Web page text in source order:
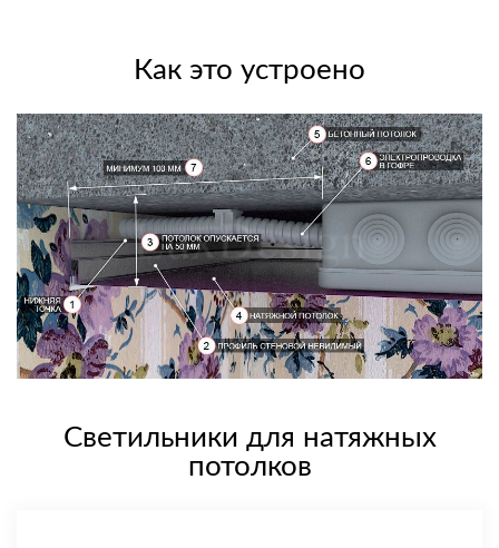
Как это устроено
Светильники для натяжных
потолков